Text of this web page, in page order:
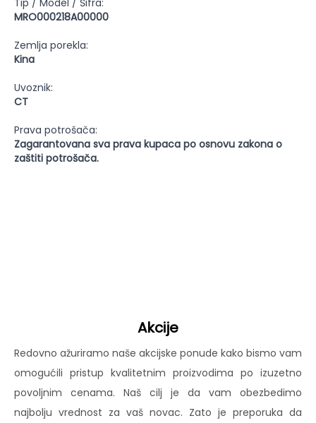
Tip / Model / Šifra:
MRO000218A00000
Zemlja porekla:
Kina
Uvoznik:
CT
Prava potrošača:
Zagarantovana sva prava kupaca po osnovu zakona o
zaštiti potrošača.
Akcije
Redovno ažuriramo naše akcijske ponude kako bismo vam
omogućili pristup kvalitetnim proizvodima po izuzetno
povoljnim cenama. Naš cilj je da vam obezbedimo
najbolju vrednost za vaš novac. Zato je preporuka da